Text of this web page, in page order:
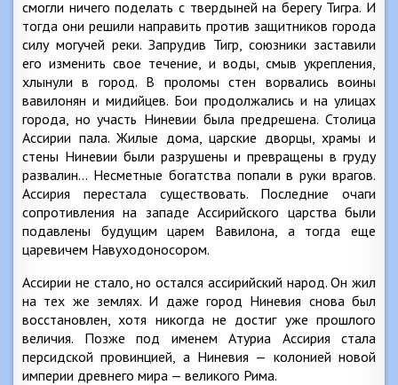
смогли ничего поделать с твердыней на берегу Тигра. И
тогда они решили направить против защитников города
силу могучей реки. Запрудив Тигр, союзники заставили
его изменить свое течение, и воды, смыв укрепления,
хлынули в город. В проломы стен ворвались воины
вавилонян и мидийцев. Бои продолжались и на улицах
города, но участь Ниневии была предрешена. Столица
Ассирии пала. Жилые дома, царские дворцы, храмы и
стены Ниневии были разрушены и превращены в груду
развалин… Несметные богатства попали в руки врагов.
Ассирия перестала существовать. Последние очаги
сопротивления на западе Ассирийского царства были
подавлены будущим царем Вавилона, а тогда еще
царевичем Навуходоносором.
Ассирии не стало, но остался ассирийский народ. Он жил
на тех же землях. И даже город Ниневия снова был
восстановлен, хотя никогда не достиг уже прошлого
величия. Позже под именем Атуриа Ассирия стала
персидской провинцией, а Ниневия — колонией новой
империи древнего мира — великого Рима.